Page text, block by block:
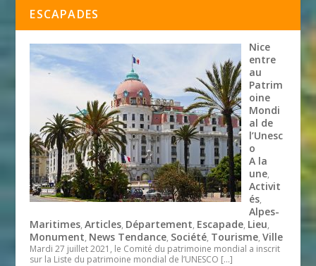
ESCAPADES
Nice
entre
au
Patrim
oine
Mondi
al de
l’Unesc
o
A la
une,
Activit
és,
Alpes-
Maritimes,Articles, Département, Escapade, Lieu,
Monument, News Tendance, Société, Tourisme,Ville
Mardi 27 juillet 2021, le Comité du patrimoine mondial a inscrit
sur la Liste du patrimoine mondial de l’UNESCO […]